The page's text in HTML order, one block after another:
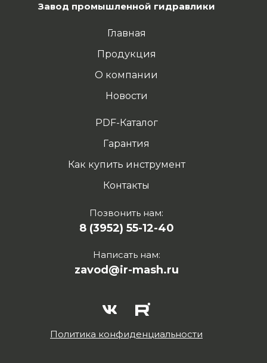
Завод промышленной гидравлики
Главная
Продукция
О компании
Новости
PDF-Каталог
Гарантия
Как купить инструмент
Контакты
Позвонить нам:
8 (3952) 55-12-40
Написать нам:
zavod@ir-mash.ru
Политика конфиденциальности